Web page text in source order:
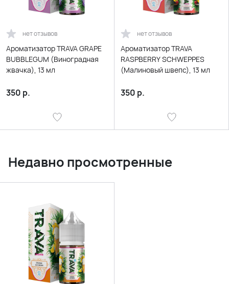
нет отзывов
Ароматизатор TRAVA GRAPE
BUBBLEGUM (Виноградная
жвачка), 13 мл
350 р.
нет отзывов
Ароматизатор TRAVA
RASPBERRY SCHWEPPES
(Малиновый швепс), 13 мл
350 р.
Недавно просмотренные